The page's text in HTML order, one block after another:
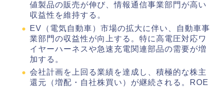
値製品の販売が伸び、情報通信事業部門が高い
収益性を維持する。
EV（電気自動車）市場の拡大に伴い、自動車事
業部門の収益性が向上する。特に高電圧対応ワ
イヤーハーネスや急速充電関連部品の需要が増
加する。
会社計画を上回る業績を達成し、積極的な株主
還元（増配・自社株買い）が継続される。ROE